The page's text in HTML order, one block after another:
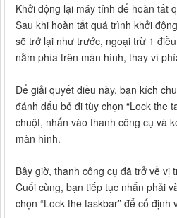
Khởi động lại máy tính để hoàn tất
Sau khi hoàn tất quá trình khởi
sẽ trở lại như trước, ngoại trừ 1
nằm phía trên màn hình, thay vì
Để giải quyết điều này, bạn kích
đánh dấu bỏ đi tùy chọn “Lock the
chuột, nhấn vào thanh công cụ và
màn hình.
Bây giờ, thanh công cụ đã trở về vị
Cuối cùng, bạn tiếp tục nhấn phải
chọn “Lock the taskbar” để cố định